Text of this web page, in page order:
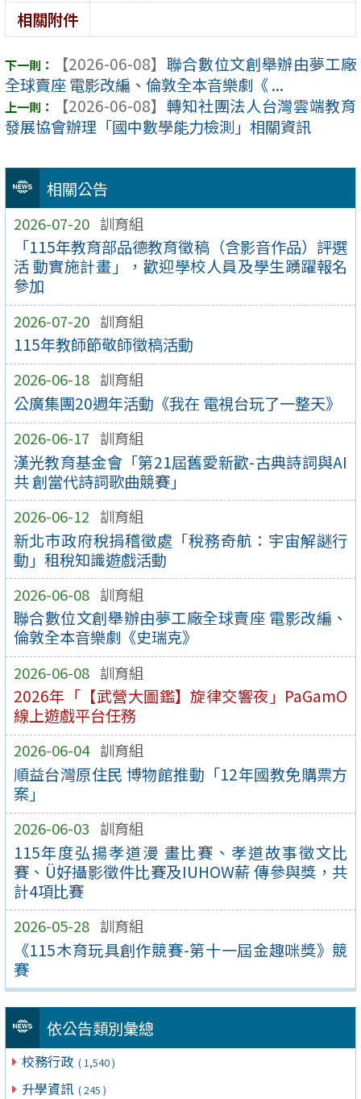
相關公告
2026-07-20 訓育組
「115年教育部品德教育徵稿（含影音作品）評選
活 動實施計畫」，歡迎學校人員及學生踴躍報名
參加
2026-07-20 訓育組
115年教師節敬師徵稿活動
2026-06-18 訓育組
公廣集團20週年活動《我在 電視台玩了一整天》
2026-06-17 訓育組
漢光教育基金會「第21屆舊愛新歡-古典詩詞與AI
共 創當代詩詞歌曲競賽」
2026-06-12 訓育組
新北市政府稅捐稽徵處「稅務奇航：宇宙解謎行
動」租稅知識遊戲活動
2026-06-08 訓育組
聯合數位文創舉辦由夢工廠全球賣座 電影改編、
倫敦全本音樂劇《史瑞克》
2026-06-08 訓育組
2026年「【武營大圖鑑】旋律交響夜」PaGamO
線上遊戲平台任務
2026-06-04 訓育組
順益台灣原住民 博物館推動「12年國教免購票方
案」
2026-06-03 訓育組
115年度弘揚孝道漫 畫比賽、孝道故事徵文比
賽、Ü好攝影徵件比賽及IUHOW薪 傳參與獎，共
計4項比賽
2026-05-28 訓育組
《115木育玩具創作競賽-第十一屆金趣咪獎》競
賽
依公告類別彙總
校務行政 ( 1,540 )
升學資訊 ( 245 )
相關附件
【2026-06-08】 聯合數位文創舉辦由夢工廠
全球賣座 電影改編、倫敦全本音樂劇《 ...
【2026-06-08】 轉知社團法人台灣雲端教育
發展協會辦理「國中數學能力檢測」相關資訊